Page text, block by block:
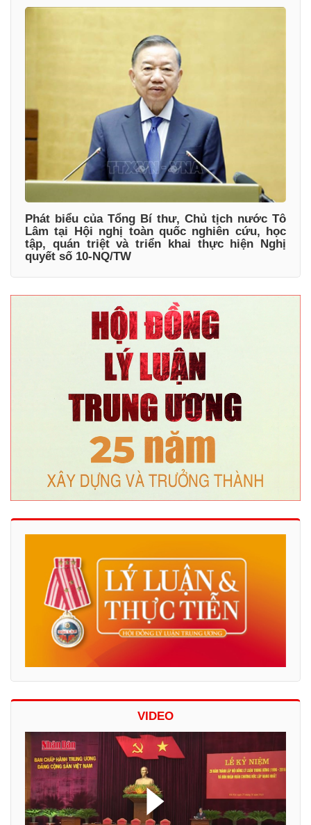
Phát biểu của Tổng Bí thư, Chủ tịch nước Tô
Lâm tại Hội nghị toàn quốc nghiên cứu, học
tập, quán triệt và triển khai thực hiện Nghị
quyết số 10-NQ/TW
VIDEO